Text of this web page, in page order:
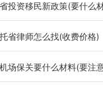
投资移民新政策(要什么
省律师怎么找(收费价格)
场保关要什么材料(要注